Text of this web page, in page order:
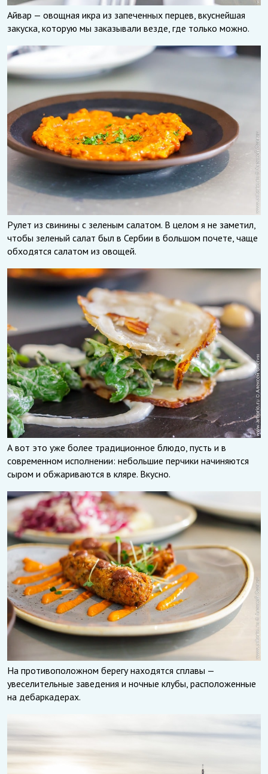
Айвар — овощная икра из запеченных перцев, вкуснейшая
закуска, которую мы заказывали везде, где только можно.
Рулет из свинины с зеленым салатом. В целом я не заметил,
чтобы зеленый салат был в Сербии в большом почете, чаще
обходятся салатом из овощей.
А вот это уже более традиционное блюдо, пусть и в
современном исполнении: небольшие перчики начиняются
сыром и обжариваются в кляре. Вкусно.
На противоположном берегу находятся сплавы —
увеселительные заведения и ночные клубы, расположенные
на дебаркадерах.